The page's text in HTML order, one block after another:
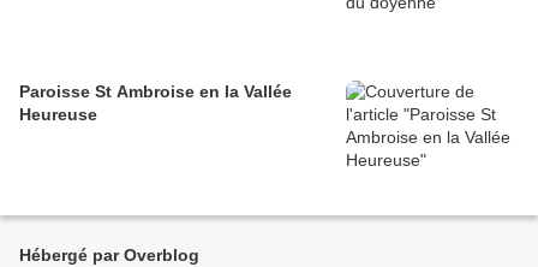
Paroisse St Ambroise en la Vallée
Heureuse
Hébergé par Overblog